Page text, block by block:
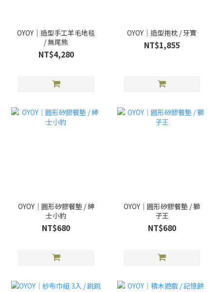
OYOY｜造型手工羊毛地毯
/ 無尾熊
NT$4,280
OYOY｜造型抱枕 / 牙寶
NT$1,855
OYOY｜圓形矽膠餐墊 / 紳
士小豹
NT$680
OYOY｜圓形矽膠餐墊 / 獅
子王
NT$680